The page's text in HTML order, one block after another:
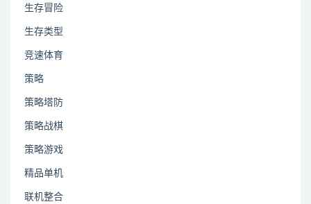
生存冒险
生存类型
竞速体育
策略
策略塔防
策略战棋
策略游戏
精品单机
联机整合